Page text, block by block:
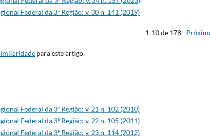
Federal da 3ª Região: v. 30 n. 141 (2019)
1-10 de 178
para este artigo.
Federal da 3ª Região: v. 21 n. 102 (2010)
Federal da 3ª Região: v. 22 n. 105 (2011)
Federal da 3ª Região: v. 23 n. 114 (2012)